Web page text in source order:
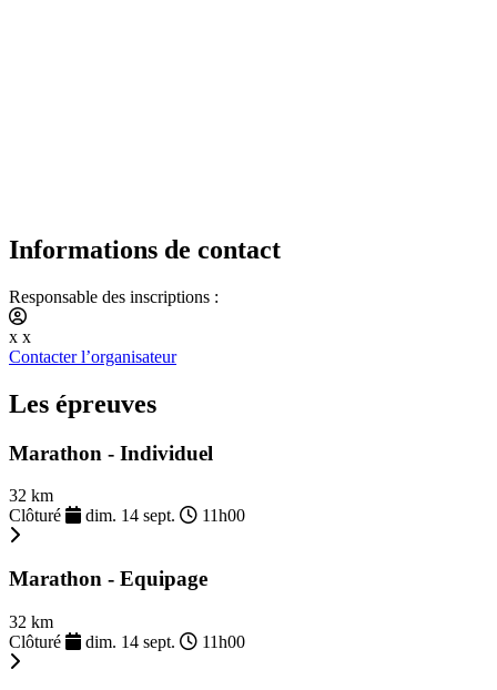
Informations de contact
Responsable des inscriptions :
x x
Contacter l’organisateur
Les épreuves
Marathon - Individuel
32 km
Clôturé
dim. 14 sept. 11h00
Marathon - Equipage
32 km
Clôturé
dim. 14 sept. 11h00